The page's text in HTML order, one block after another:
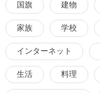
国旗 建物
家族 学校
インターネット
生活 料理